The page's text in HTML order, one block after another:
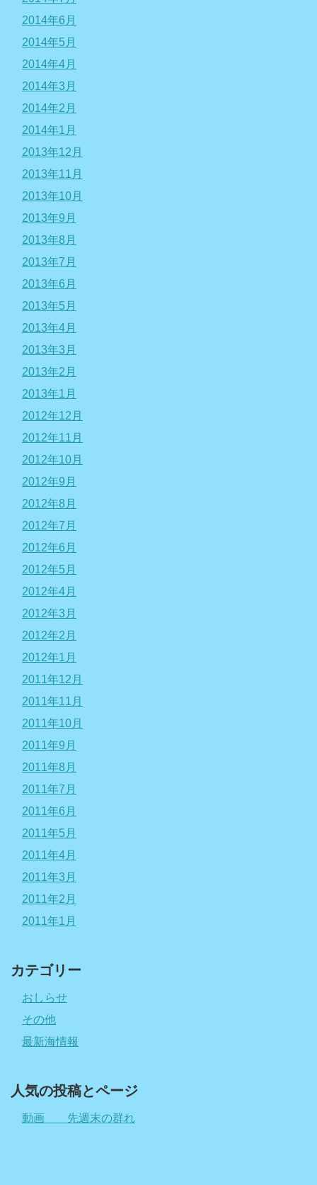
2014年6月
2014年5月
2014年4月
2014年3月
2014年2月
2014年1月
2013年12月
2013年11月
2013年10月
2013年9月
2013年8月
2013年7月
2013年6月
2013年5月
2013年4月
2013年3月
2013年2月
2013年1月
2012年12月
2012年11月
2012年10月
2012年9月
2012年8月
2012年7月
2012年6月
2012年5月
2012年4月
2012年3月
2012年2月
2012年1月
2011年12月
2011年11月
2011年10月
2011年9月
2011年8月
2011年7月
2011年6月
2011年5月
2011年4月
2011年3月
2011年2月
2011年1月
カテゴリー
おしらせ
その他
最新海情報
人気の投稿とページ
動画 先週末の群れ